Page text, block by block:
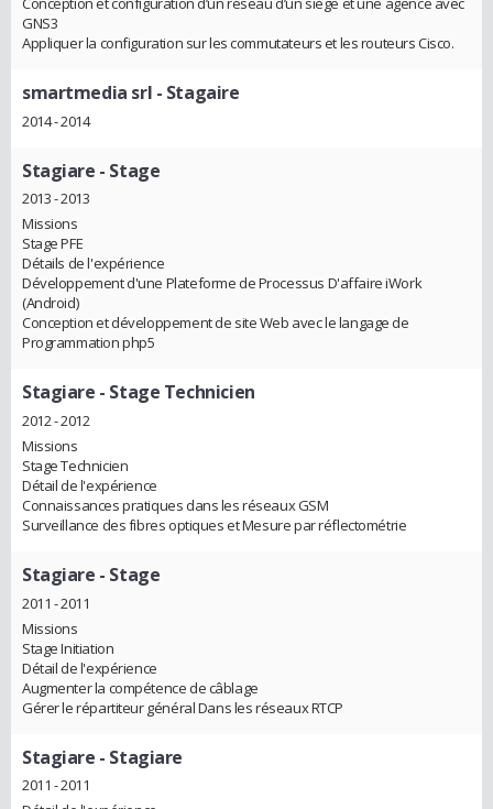
GNS3
Appliquer la configuration sur les commutateurs et les routeurs Cisco.
smartmedia srl - Stagaire
2014 - 2014
Stagiare - Stage
2013 - 2013
Missions
Stage PFE
Détails de l'expérience
Développement d'une Plateforme de Processus D'affaire iWork
(Android)
Conception et développement de site Web avec le langage de
Programmation php5
Stagiare - Stage Technicien
2012 - 2012
Missions
Stage Technicien
Détail de l'expérience
Connaissances pratiques dans les réseaux GSM
Surveillance des fibres optiques et Mesure par réflectométrie
Stagiare - Stage
2011 - 2011
Missions
Stage Initiation
Détail de l'expérience
Augmenter la compétence de câblage
Gérer le répartiteur général Dans les réseaux RTCP
Stagiare - Stagiare
2011 - 2011